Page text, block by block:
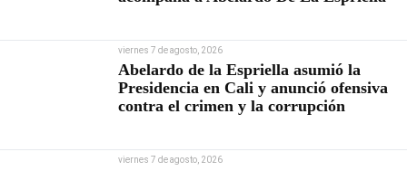
viernes 7 de agosto, 2026
Abelardo de la Espriella asumió la
Presidencia en Cali y anunció ofensiva
contra el crimen y la corrupción
viernes 7 de agosto, 2026